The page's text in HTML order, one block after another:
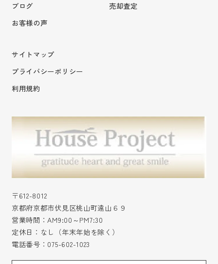
ブログ
お客様の声
売却査定
サイトマップ
プライバシーポリシー
利用規約
〒612-8012
京都府京都市伏見区桃山町遠山６９
営業時間：AM9:00～PM7:30
定休日：なし（年末年始を除く）
電話番号： 075-602-1023